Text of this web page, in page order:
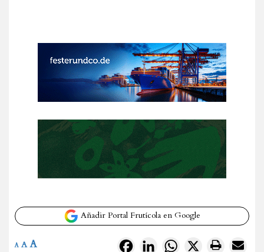
Añadir Portal Frutícola en Google
FacebookLinkedInWhatsApp
X
A A A